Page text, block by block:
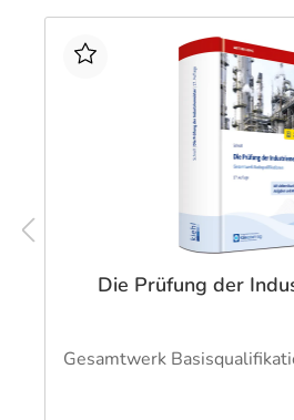
Die Prüfung der
Gesamtwerk